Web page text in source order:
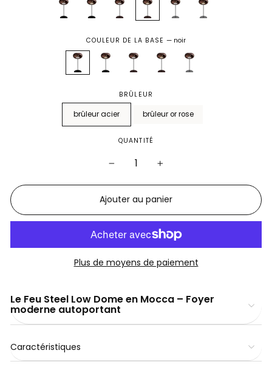
COULEUR DE LA BASE— noir
BRÛLEUR
brûleur acier brûleur or rose
QUANTITÉ
Ajouter au panier
Plus de moyens de paiement
Le Feu Steel Low Dome en Mocca – Foyer
moderne autoportant
Caractéristiques